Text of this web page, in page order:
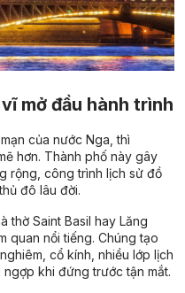
mở đầu hành trình
của nước Nga, thì
hơn. Thành phố này gây
rộng, công trình lịch sử đồ
đô lâu đời.
thờ Saint Basil hay Lăng
quan nổi tiếng. Chúng tạo
cổ kính, nhiều lớp lịch
khi đứng trước tận mắt.